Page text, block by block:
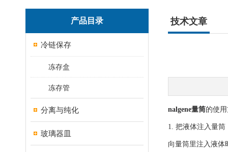
产品目录
冷链保存
冻存盒
冻存管
分离与纯化
玻璃器皿
技术文章
nalgene量筒的使
1. 把液体注入量筒
向量筒里注入液体